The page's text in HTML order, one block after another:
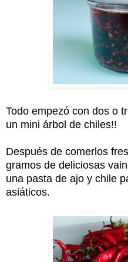
Todo empezó con dos o
un mini árbol de chiles!!
Después de comerlos
gramos de deliciosas
una pasta de ajo y chile
asiáticos.